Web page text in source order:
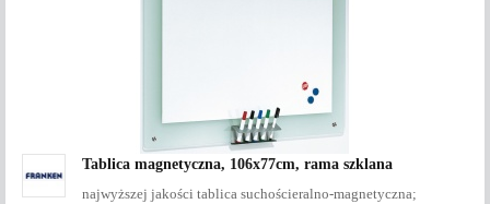
Tablica magnetyczna, 106x77cm, rama szklana
najwyższej jakości tablica suchościeralno-magnetyczna;